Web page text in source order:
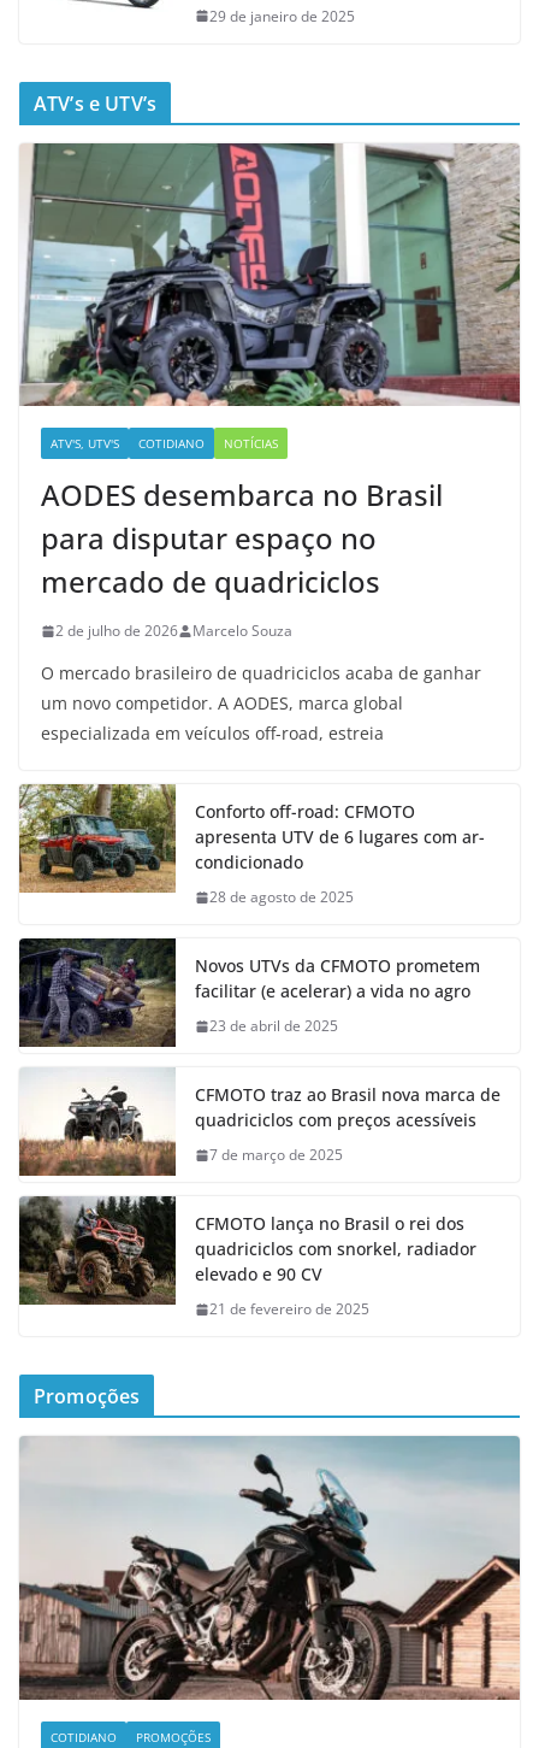
29 de janeiro de 2025
ATV’s e UTV’s
ATV'S, UTV'S COTIDIANO NOTÍCIAS
AODES desembarca no Brasil
para disputar espaço no
mercado de quadriciclos
2 de julho de 2026 Marcelo Souza
O mercado brasileiro de quadriciclos acaba de ganhar
um novo competidor. A AODES, marca global
especializada em veículos off-road, estreia
Conforto off-road: CFMOTO
apresenta UTV de 6 lugares com ar-
condicionado
28 de agosto de 2025
Novos UTVs da CFMOTO prometem
facilitar (e acelerar) a vida no agro
23 de abril de 2025
CFMOTO traz ao Brasil nova marca de
quadriciclos com preços acessíveis
7 de março de 2025
CFMOTO lança no Brasil o rei dos
quadriciclos com snorkel, radiador
elevado e 90 CV
21 de fevereiro de 2025
Promoções
COTIDIANO PROMOÇÕES